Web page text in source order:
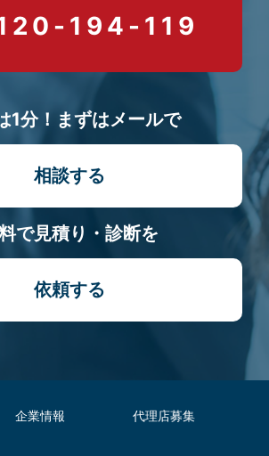
194-119
1分！まずはメールで
相談する
で見積り・診断を
依頼する
企業情報 代理店募集